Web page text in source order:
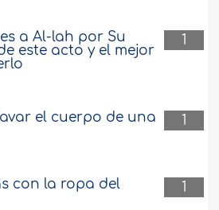
1
a Al-lah por Su
este acto y el mejor
1
el cuerpo de una
1
con la ropa del